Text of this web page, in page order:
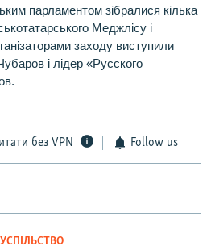
парламентом зібралися кілька
Меджлісу і
заходу виступили
і лідер «Русского
без VPN Follow us